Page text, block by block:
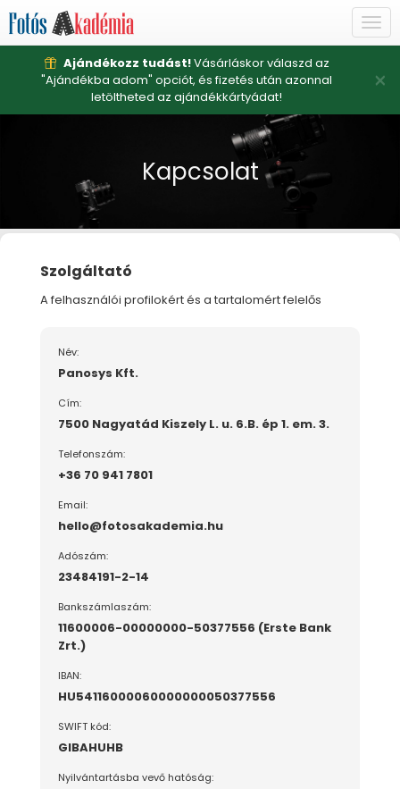
Ajándékozz tudást!Vásárláskor válaszd az
"Ajándékba adom" opciót, és fizetés után azonnal
letöltheted az ajándékkártyádat!
×
Kapcsolat
Szolgáltató
A felhasználói profilokért és a tartalomért felelős
Név:
Panosys Kft.
Cím:
7500 Nagyatád Kiszely L. u. 6.B. ép 1. em. 3.
Telefonszám:
+36 70 941 7801
Email:
hello@fotosakademia.hu
Adószám:
23484191-2-14
Bankszámlaszám:
11600006-00000000-50377556 (Erste Bank
Zrt.)
IBAN:
HU54116000060000000050377556
SWIFT kód:
GIBAHUHB
Nyilvántartásba vevő hatóság: